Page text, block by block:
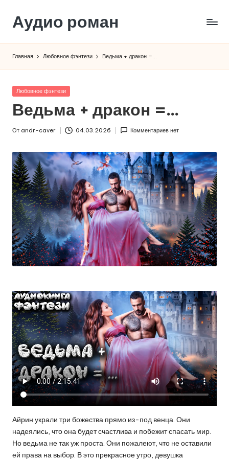
Перейти
содержимому
Аудио роман
Главная Любовное фэнтези Ведьма + дракон =…
Опубликовано
Любовное фэнтези
Ведьма + дракон =…
От andr-caver 04.03.2026 Комментариев нет
Айрин украли три божества прямо из-под венца. Они
надеялись, что она будет счастлива и побежит спасать мир.
Но ведьма не так уж проста. Они пожалеют, что не оставили
ей права на выбор. В это прекрасное утро, девушка